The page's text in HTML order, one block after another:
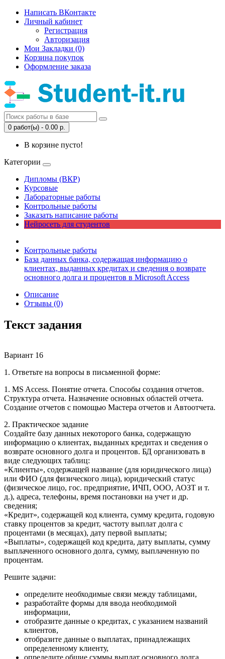
Написать ВКонтакте
Личный кабинет
Регистрация
Авторизация
Мои Закладки (0)
Корзина покупок
Оформление заказа
0 работ(ы) - 0.00 р.
В корзине пусто!
Категории
Дипломы (ВКР)
Курсовые
Лабораторные работы
Контрольные работы
Заказать написание работы
Нейросеть для студентов
Контрольные работы
База данных банка, содержащая информацию о
клиентах, выданных кредитах и сведения о возврате
основного долга и процентов в Microsoft Access
Описание
Отзывы (0)
Текст задания
Вариант 16
1. Ответьте на вопросы в письменной форме:
1. MS Access. Понятие отчета. Способы создания отчетов.
Структура отчета. Назначение основных областей отчета.
Создание отчетов с помощью Мастера отчетов и Автоотчета.
2. Практическое задание
Создайте базу данных некоторого банка, содержащую
информацию о клиентах, выданных кредитах и сведения о
возврате основного долга и процентов. БД организовать в
виде следующих таблиц:
«Клиенты», содержащей название (для юридического лица)
или ФИО (для физического лица), юридический статус
(физическое лицо, гос. предприятие, ИЧП, ООО, АОЗТ и т.
д.), адреса, телефоны, время постановки на учет и др.
сведения;
«Кредит», содержащей код клиента, сумму кредита, годовую
ставку процентов за кредит, частоту выплат долга с
процентами (в месяцах), дату первой выплаты;
«Выплаты», содержащей код кредита, дату выплаты, сумму
выплаченного основного долга, сумму, выплаченную по
процентам.
Решите задачи:
определите необходимые связи между таблицами,
разработайте формы для ввода необходимой
информации,
отобразите данные о кредитах, с указанием названий
клиентов,
отобразите данные о выплатах, принадлежащих
определенному клиенту,
определите общие суммы выплат основного долга